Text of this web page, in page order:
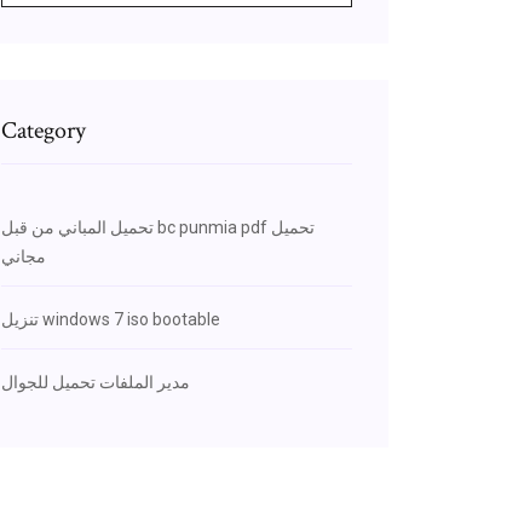
Category
تحميل المباني من قبل bc punmia pdf تحميل
مجاني
تنزيل windows 7 iso bootable
مدير الملفات تحميل للجوال